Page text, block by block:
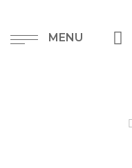
MENU